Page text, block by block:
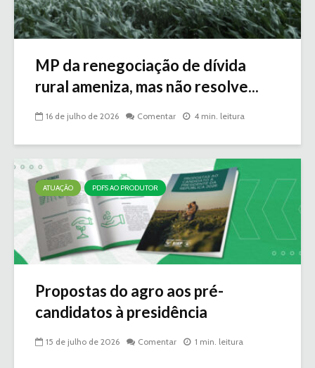
MP da renegociação de dívida
rural ameniza, mas não resolve...
16 de julho de 2026 Comentar 4 min. leitura
ATUAÇÃO PDFS AO PRODUTOR
Propostas do agro aos pré-
candidatos à presidência
15 de julho de 2026 Comentar 1 min. leitura